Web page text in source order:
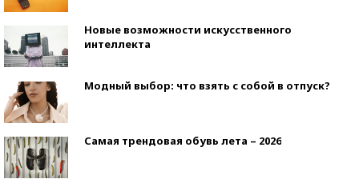
Новые возможности искусственного
интеллекта
Модный выбор: что взять с собой в отпуск?
Самая трендовая обувь лета – 2026